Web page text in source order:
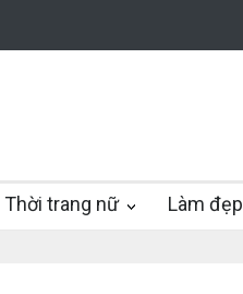
Thời trang nữ Làm đẹp